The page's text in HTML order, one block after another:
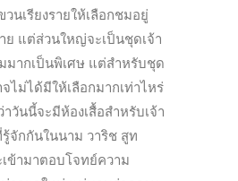
วนเรียงรายให้เลือกชมอยู่
ย แต่ส่วนใหญ่จะเป็นชุดเจ้า
มากเป็นพิเศษ แต่สำหรับชุด
ไม่ได้มีให้เลือกมากเท่าไหร่
วันนี้จะมีห้องเสื้อสำหรับเจ้า
จักกันในนาม วาริช สูท
เข้ามาตอบโจทย์ความ